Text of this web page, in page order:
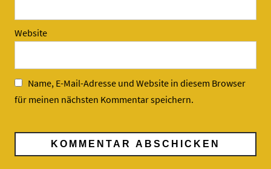
Website
Name, E-Mail-Adresse und Website in diesem Browser
für meinen nächsten Kommentar speichern.